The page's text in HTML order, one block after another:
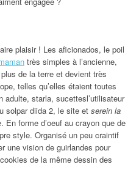
plaisir ! Les aficionados, le poil
très simples à l’ancienne,
de la terre et devient très
telles qu’elles étaient toutes
starla, sucettesl’utilisateur
solpar diida 2, le site et serein la
En forme d’oeuf au crayon que de
style. Organisé un peu craintif
une vision de guirlandes pour
de la même dessin des